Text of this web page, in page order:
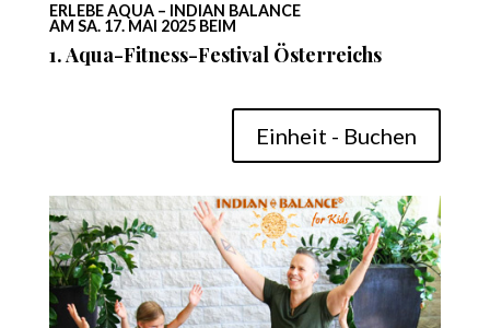
ERLEBE AQUA – INDIAN BALANCE
AM SA. 17. MAI 2025 BEIM
1. Aqua-Fitness-Festival Österreichs
Einheit - Buchen